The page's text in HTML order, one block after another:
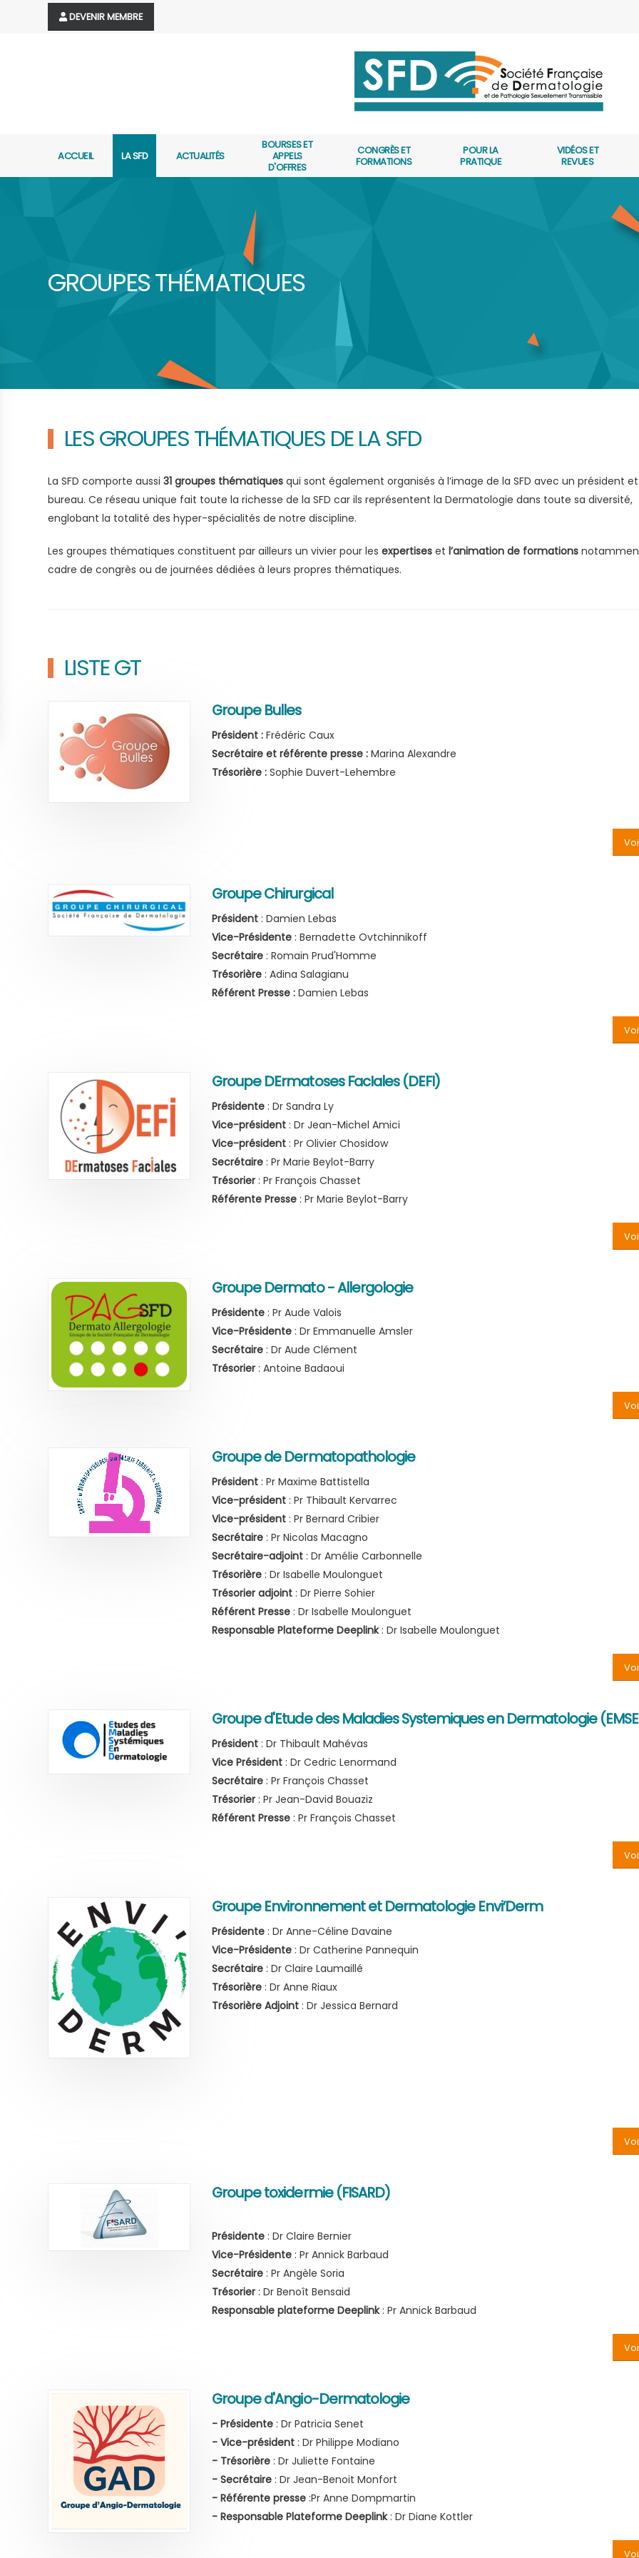
DEVENIR MEMBRE
ACCUEIL LA SFD ACTUALITÉS
BOURSES ET
APPELS
D'OFFRES
CONGRÈS ET
FORMATIONS
POUR LA
PRATIQUE
VIDÉOS ET
REVUES
GROUPES THÉMATIQUES
LES GROUPES THÉMATIQUES DE LA SFD
La SFD comporte aussi 31 groupes thématiques qui sont également organisés à l’image de la SFD avec un président
bureau. Ce réseau unique fait toute la richesse de la SFD car ils représentent la Dermatologie dans toute sa diversité,
englobant la totalité des hyper-spécialités de notre discipline.
Les groupes thématiques constituent par ailleurs un vivier pour les expertises et l’animation de formations
cadre de congrès ou de journées dédiées à leurs propres thématiques.
LISTE GT
Groupe Bulles
Président : Frédéric Caux
Secrétaire et référente presse : Marina Alexandre
Trésorière : Sophie Duvert-Lehembre
Groupe Chirurgical
Président : Damien Lebas
Vice-Présidente : Bernadette Ovtchinnikoff
Secrétaire : Romain Prud'Homme
Trésorière : Adina Salagianu
Référent Presse :Damien Lebas
Groupe DErmatoses FacIales (DEFI)
Présidente : Dr Sandra Ly
Vice-président : Dr Jean-Michel Amici
Vice-président : Pr Olivier Chosidow
Secrétaire : Pr Marie Beylot-Barry
Trésorier : Pr François Chasset
Référente Presse : Pr Marie Beylot-Barry
Groupe Dermato - Allergologie
Présidente : Pr Aude Valois
Vice-Présidente : Dr Emmanuelle Amsler
Secrétaire : Dr Aude Clément
Trésorier : Antoine Badaoui
Groupe de Dermatopathologie
Président : Pr Maxime Battistella
Vice-président : Pr Thibault Kervarrec
Vice-président : Pr Bernard Cribier
Secrétaire : Pr Nicolas Macagno
Secrétaire-adjoint : Dr Amélie Carbonnelle
Trésorière : Dr Isabelle Moulonguet
Trésorier adjoint : Dr Pierre Sohier
Référent Presse : Dr Isabelle Moulonguet
Responsable Plateforme Deeplink: Dr Isabelle Moulonguet
Groupe d'Etude des Maladies Systemiques en Dermatologie
Président : Dr Thibault Mahévas
Vice Président : Dr Cedric Lenormand
Secrétaire : Pr François Chasset
Trésorier : Pr Jean-David Bouaziz
Référent Presse : Pr François Chasset
Groupe Environnement et Dermatologie Envi’Derm
Présidente : Dr Anne-Céline Davaine
Vice-Présidente : Dr Catherine Pannequin
Secrétaire : Dr Claire Laumaillé
Trésorière : Dr Anne Riaux
Trésorière Adjoint : Dr Jessica Bernard
Groupe toxidermie (FISARD)
Présidente : Dr Claire Bernier
Vice-Présidente : Pr Annick Barbaud
Secrétaire : Pr Angèle Soria
Trésorier : Dr Benoît Bensaid
Responsable plateforme Deeplink: Pr Annick Barbaud
Groupe d'Angio-Dermatologie
- Présidente : Dr Patricia Senet
- Vice-président : Dr Philippe Modiano
- Trésorière : Dr Juliette Fontaine
- Secrétaire : Dr Jean-Benoit Monfort
- Référente presse :Pr Anne Dompmartin
- Responsable Plateforme Deeplink: Dr Diane Kottler